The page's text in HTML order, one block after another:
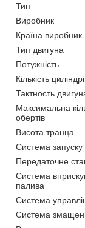
Тип
Виробник
Країна виробник
Тип двигуна
Потужність
Кількість
Тактность
Максимальна
обертів
Висота транца
Система запуску
Передаточне
Система
палива
Система
Система